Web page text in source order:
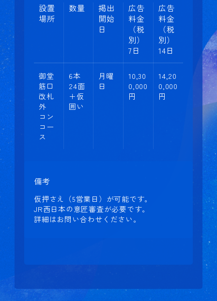
設置
場所
数量
掲出
開始
日
広告
料金
（税
別）
7日
広告
料金
（税
別）
14日
御堂
筋口
改札
外
コン
コー
ス
6本
24面
＋仮
囲い
月曜
日
10,30
0,000
円
14,20
0,000
円
備考
仮押さえ（5営業日）が可能です。
JR西日本の意匠審査が必要です。
詳細はお問い合わせください。